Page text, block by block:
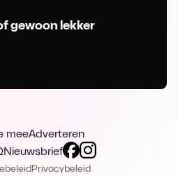
gewoon lekker
meeAdverteren
Nieuwsbrief
Privacybeleid